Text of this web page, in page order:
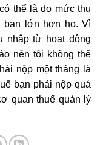
thể là do mức thu
bạn lớn hơn họ. Vì
nhập từ hoạt động
nên tôi không thể
nộp một tháng là
bạn phải nộp quá
quan thuế quản lý